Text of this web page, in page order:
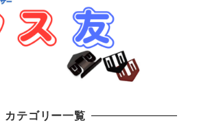
カテゴリー一覧